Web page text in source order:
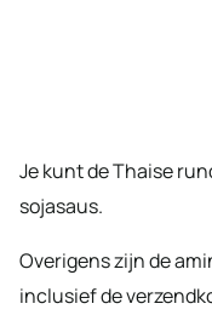
Je kunt de Thaise
sojasaus.
Overigens zijn de
inclusief de